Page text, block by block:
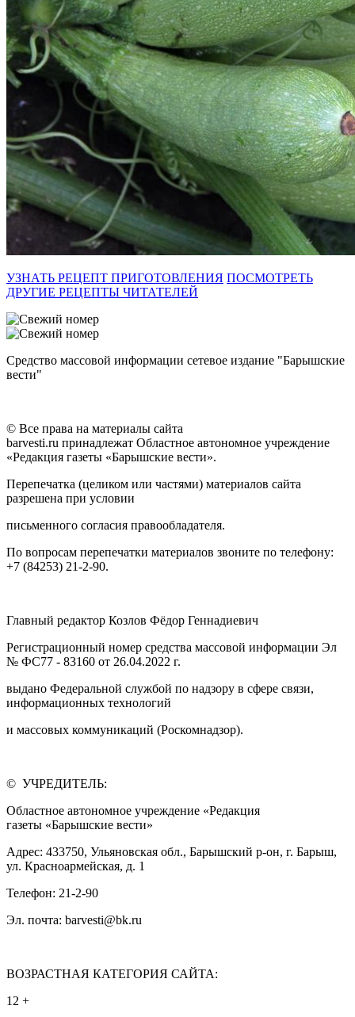
УЗНАТЬ РЕЦЕПТ ПРИГОТОВЛЕНИЯ ПОСМОТРЕТЬ
ДРУГИЕ РЕЦЕПТЫ ЧИТАТЕЛЕЙ
Средство массовой информации сетевое издание "Барышские
вести"
© Все права на материалы сайта
barvesti.ru принадлежат Областное автономное учреждение
«Редакция газеты «Барышские вести».
Перепечатка (целиком или частями) материалов сайта
разрешена при условии
письменного согласия правообладателя.
По вопросам перепечатки материалов звоните по телефону:
+7 (84253) 21-2-90.
Главный редактор Козлов Фёдор Геннадиевич
Регистрационный номер средства массовой информации Эл
№ ФС77 - 83160 от 26.04.2022 г.
выдано Федеральной службой по надзору в сфере связи,
информационных технологий
и массовых коммуникаций (Роскомнадзор).
© УЧРЕДИТЕЛЬ:
Областное автономное учреждение «Редакция
газеты «Барышские вести»
Адрес: 433750, Ульяновская обл., Барышский р-он, г. Барыш,
ул. Красноармейская, д. 1
Телефон: 21-2-90
Эл. почта: barvesti@bk.ru
ВОЗРАСТНАЯ КАТЕГОРИЯ САЙТА:
12 +